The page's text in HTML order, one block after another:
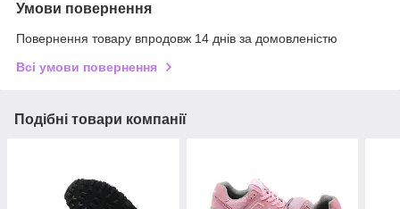
Умови повернення
Повернення товару впродовж 14 днів за домовленістю
Всі умови повернення
Подібні товари компанії